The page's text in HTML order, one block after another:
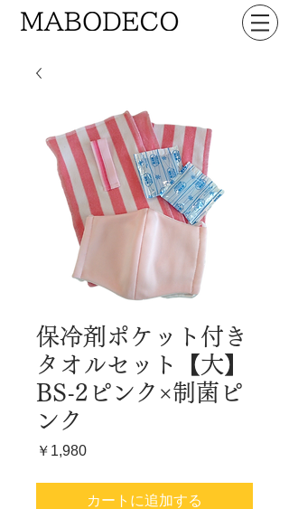
保冷剤ポケット付き
タオルセット【大】
BS-2ピンク×制菌ピ
ンク
￥1,980価
カートに追加する